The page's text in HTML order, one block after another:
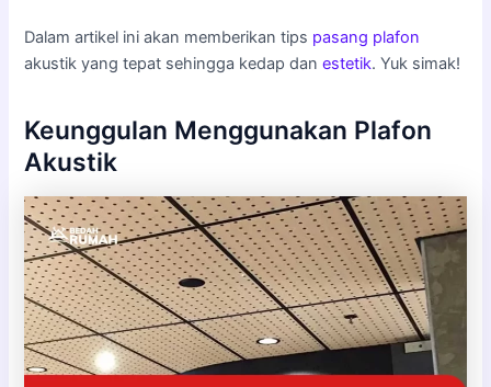
Dalam artikel ini akan memberikan tips pasang plafon
akustik yang tepat sehingga kedap danestetik. Yuk simak!
Keunggulan Menggunakan Plafon
Akustik